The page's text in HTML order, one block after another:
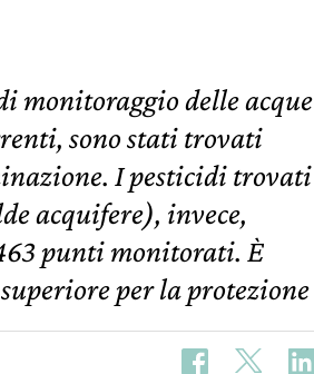
monitoraggio delle acque
sono stati trovati
I pesticidi trovati
acquifere), invece,
punti monitorati. È
per la protezione